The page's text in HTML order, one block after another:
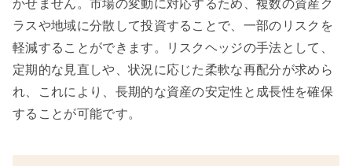
かせません。市場の変動に対応するため、複数の資産ク
ラスや地域に分散して投資することで、一部のリスクを
軽減することができます。リスクヘッジの手法として、
定期的な見直しや、状況に応じた柔軟な再配分が求めら
れ、これにより、長期的な資産の安定性と成長性を確保
することが可能です。